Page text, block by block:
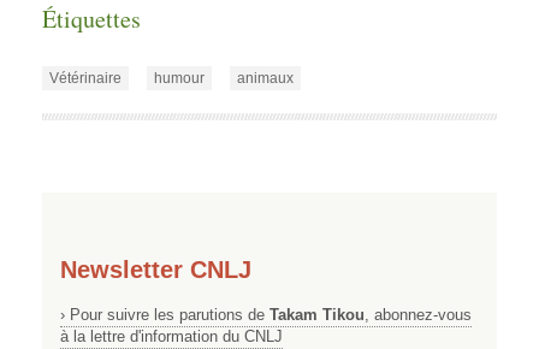
Étiquettes
Vétérinaire humour animaux
Newsletter CNLJ
› Pour suivre les parutions de Takam Tikou , abonnez-vous
à la lettre d'information du CNLJ